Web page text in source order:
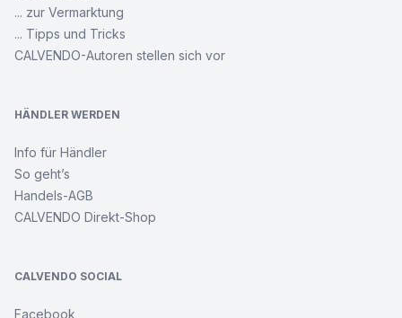
... zur Vermarktung
... Tipps und Tricks
CALVENDO-Autoren stellen sich vor
HÄNDLER WERDEN
Info für Händler
So geht’s
Handels-AGB
CALVENDO Direkt-Shop
CALVENDO SOCIAL
Facebook